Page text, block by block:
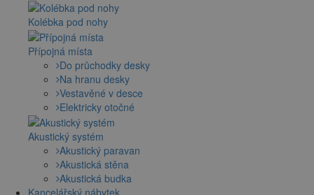
Kolébka pod nohy
Přípojná místa
Do průchodky desky
Na hranu desky
Vestavěné v desce
Elektricky otočné
Akustický systém
Akustický paravan
Akustická stěna
Akustická budka